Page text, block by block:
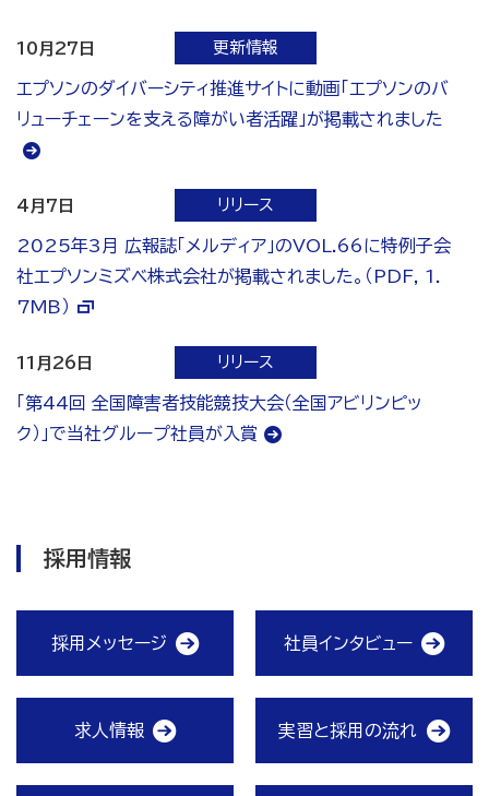
10月27日 更新情報
エプソンのダイバーシティ推進サイトに動画「エプソンのバ
リューチェーンを支える障がい者活躍」が掲載されました
4月7日 リリース
2025年3月 広報誌「メルディア」のVOL.66に特例子会
社エプソンミズベ株式会社が掲載されました。（PDF, 1.
7MB）
11月26日 リリース
「第44回 全国障害者技能競技大会（全国アビリンピッ
ク）」で当社グループ社員が入賞
採用情報
採用メッセージ 社員インタビュー
求人情報 実習と採用の流れ